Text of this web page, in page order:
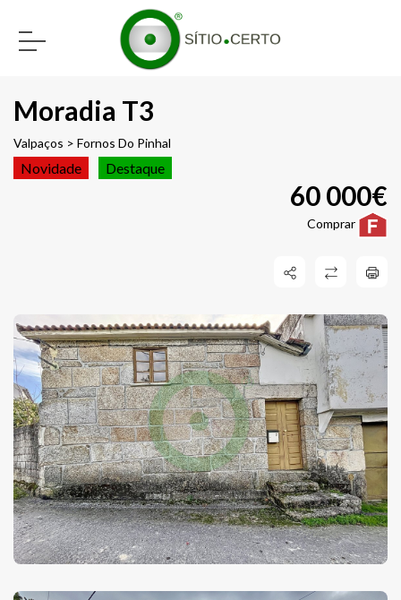
Moradia T3
Valpaços > Fornos Do Pinhal
Novidade Destaque
60 000€
Comprar